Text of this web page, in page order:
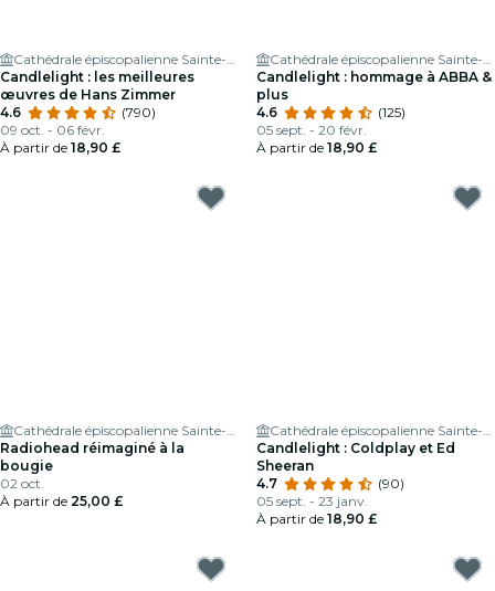
Cathédrale épiscopalienne Sainte-Marie d'Édimbourg
Candlelight : les meilleures
œuvres de Hans Zimmer
4.6
(790)
09 oct. - 06 févr.
À partir de 18,90 £
Cathédrale épiscopalienne Sainte-Marie d'Édimbourg
Candlelight : hommage à ABBA &
plus
4.6
(125)
05 sept. - 20 févr.
À partir de 18,90 £
Cathédrale épiscopalienne Sainte-Marie d'Édimbourg
Radiohead réimaginé à la
bougie
02 oct.
À partir de 25,00 £
Cathédrale épiscopalienne Sainte-Marie d'Édimbourg
Candlelight : Coldplay et Ed
Sheeran
4.7
(90)
05 sept. - 23 janv.
À partir de 18,90 £